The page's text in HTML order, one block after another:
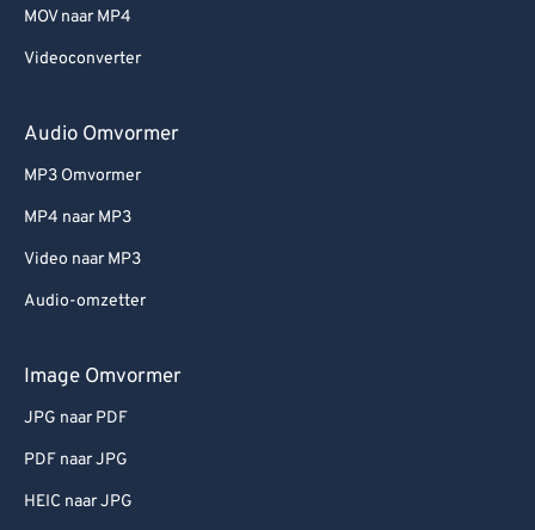
MOV naar MP4
Videoconverter
Audio Omvormer
MP3 Omvormer
MP4 naar MP3
Video naar MP3
Audio-omzetter
Image Omvormer
JPG naar PDF
PDF naar JPG
HEIC naar JPG